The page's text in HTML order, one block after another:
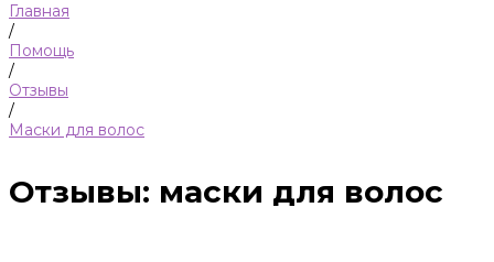
Главная
/
Помощь
/
Отзывы
/
Маски для волос
Отзывы: маски для волос